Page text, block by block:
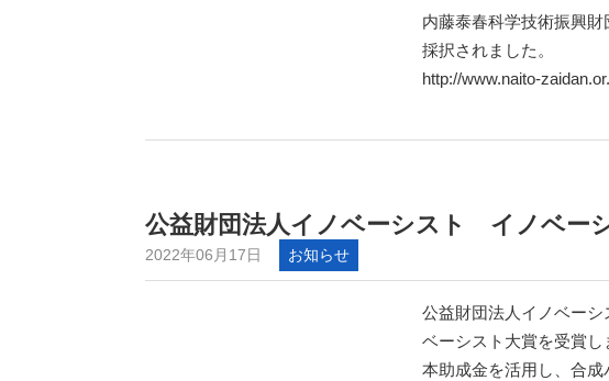
内藤泰春科学技術振興
採択されました。
http://www.naito-
公益財団法人イノベーシスト イノベー
2022年06月17日 お知らせ
公益財団法人イノベー
ベーシスト大賞を受賞し
本助成金を活用し、合